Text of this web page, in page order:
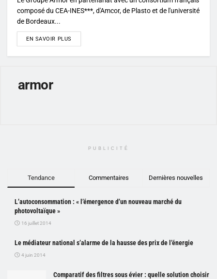
composé du CEA-INES***, d'Amcor, de Plasto et de l'université
de Bordeaux...
EN SAVOIR PLUS
armor
PUBLICITÉ
Tendance Commentaires Dernières nouvelles
L’autoconsommation : « l’émergence d’un nouveau marché du
photovoltaïque »
16 juillet 2014
Le médiateur national s’alarme de la hausse des prix de l’énergie
4 juin 2014
Comparatif des filtres sous évier : quelle solution choisir